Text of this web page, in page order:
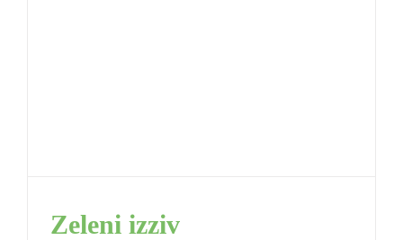
Zeleni izziv